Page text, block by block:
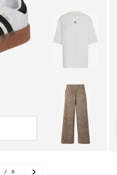
/ 8